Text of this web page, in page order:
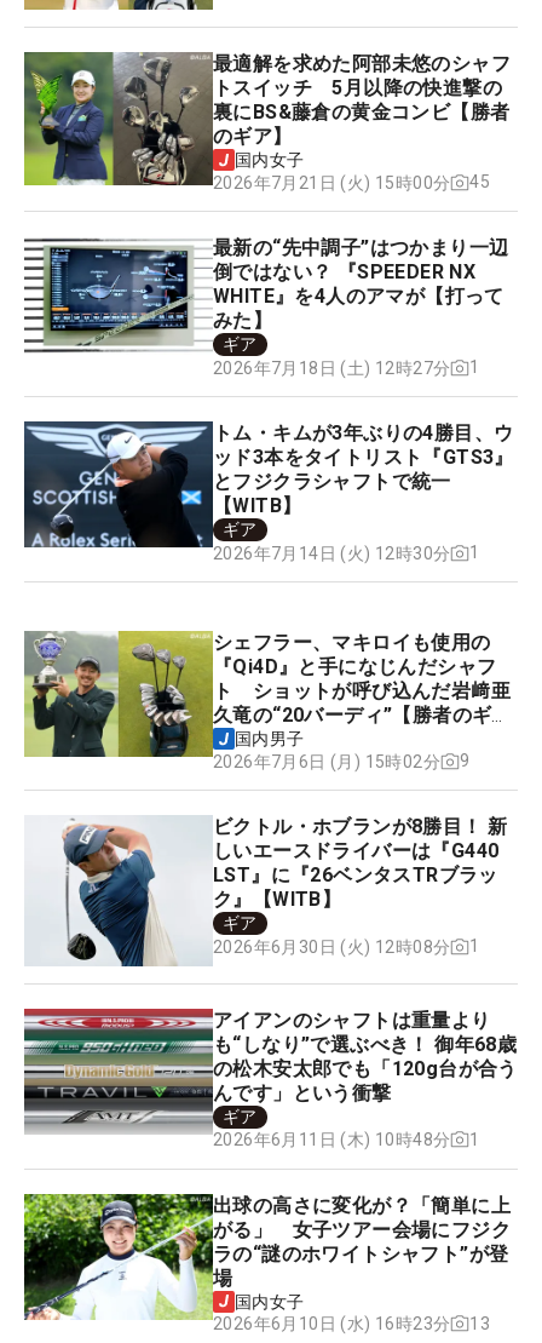
最適解を求めた阿部未悠のシャフ
トスイッチ 5月以降の快進撃の
裏にBS&藤倉の黄金コンビ【勝者
のギア】
国内女子
2026年7月21日 (火) 15時00分
45
最新の“先中調子”はつかまり一辺
倒ではない？ 『SPEEDER NX
WHITE』を4人のアマが【打って
みた】
ギア
2026年7月18日 (土) 12時27分
1
トム・キムが3年ぶりの4勝目、ウ
ッド3本をタイトリスト『GTS3』
とフジクラシャフトで統一
【WITB】
ギア
2026年7月14日 (火) 12時30分
1
シェフラー、マキロイも使用の
『Qi4D』と手になじんだシャフ
ト ショットが呼び込んだ岩﨑亜
久竜の“20バーディ”【勝者のギ
ア】国内男子
2026年7月6日 (月) 15時02分
9
ビクトル・ホブランが8勝目！ 新
しいエースドライバーは『G440
LST』に『26ベンタスTRブラッ
ク』【WITB】
ギア
2026年6月30日 (火) 12時08分
1
アイアンのシャフトは重量より
も“しなり”で選ぶべき！ 御年68歳
の松木安太郎でも「120g台が合う
んです」という衝撃
ギア
2026年6月11日 (木) 10時48分
1
出球の高さに変化が？「簡単に上
がる」 女子ツアー会場にフジク
ラの“謎のホワイトシャフト”が登
場
国内女子
2026年6月10日 (水) 16時23分
13